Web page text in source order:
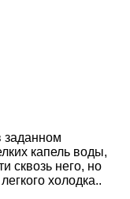
заданном
капель воды,
сквозь него, но
холодка..